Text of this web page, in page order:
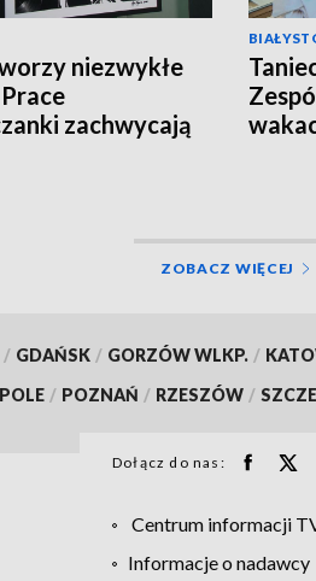
niezwykłe
zachwycają
ZOBACZ WIĘCEJ
/ GDAŃSK / GORZÓW WLKP. /
/ POZNAŃ / RZESZÓW /
Dołącz do nas:
Centrum informacji
Informacje o nadawcy